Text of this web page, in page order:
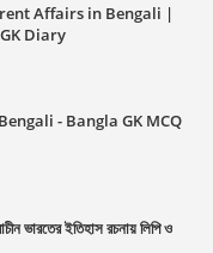
Affairs in Bengali |
GK Diary
Bengali - Bangla GK MCQ
ভারতের ইতিহাস রচনায় লিপি ও